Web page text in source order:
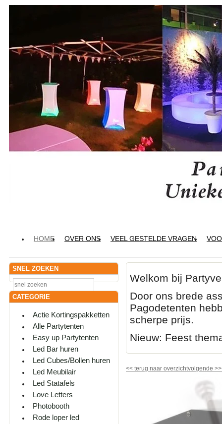
HOME OVER ONS VEEL GESTELDE VRAGEN
SNEL ZOEKEN
CATEGORIE
Actie Kortingspakketten
Alle Partytenten
Easy up Partytenten
Led Bar huren
Led Cubes/Bollen huren
Led Meubilair
Led Statafels
Love Letters
Photobooth
Rode loper led
Welkom bij
Door ons brede
Pagodetenten
scherpe prijs.
Nieuw: Feest
<< terug naar overzichtvolgende >>